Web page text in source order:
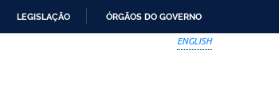
LEGISLAÇÃO ÓRGÃOS DO GOVERNO
ENGLISH